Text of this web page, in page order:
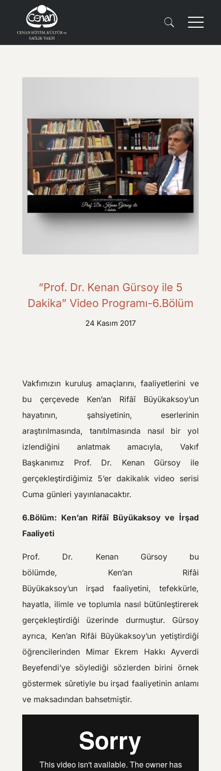
“Prof. Dr. Kenan Gürsoy ile 5
Dakika” Video Programı-6.Bölüm
24 Kasım 2017
Vakfımızın kuruluş amaçlarını, faaliyetlerini ve
bu çerçevede Ken’an Rifâî Büyükaksoy’un
hayatının, şahsiyetinin, eserlerinin
araştırılmasında, tanıtılmasında nasıl bir yol
izlendiğini anlatmak amacıyla, Vakıf
Başkanımız Prof. Dr. Kenan Gürsoy ile
gerçekleştirdiğimiz 5’er dakikalık video serisi
Cuma günleri yayınlanacaktır.
6.Bölüm: Ken’an Rifâî Büyükaksoy ve İrşad
Faaliyeti
Prof. Dr. Kenan Gürsoy bu
bölümde, Ken’an Rifâi
Büyükaksoy’un irşad faaliyetini, tefekkürle,
hayatla, ilimle ve toplumla nasıl bütünleştirerek
gerçekleştirdiği üzerinde durmuştur. Gürsoy
ayrıca, Ken’an Rifâi Büyükaksoy’un yetiştirdiği
öğrencilerinden Mimar Ekrem Hakkı Ayverdi
Beyefendi’ye söylediği sözlerden birini örnek
göstermek sûretiyle bu irşad faaliyetinin anlamı
ve maksadından bahsetmiştir.